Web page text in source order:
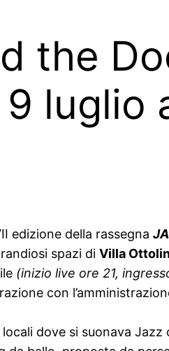
the
luglio
edizione della rassegna
spazi di Villa
(inizio live ore 21,
con
dove si suonava